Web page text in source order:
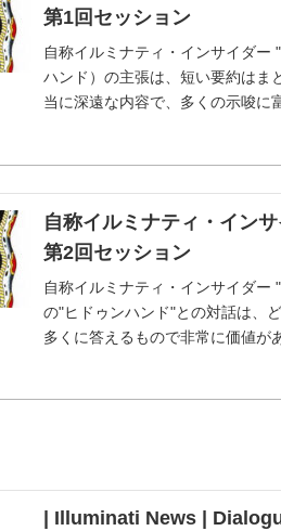
第1回セッション
自称イルミナティ・インサイダー
ハンド）の主張は、短い要約はま
当に深遠な内容で、多くの示唆に
自称イルミナティ・イン
第2回セッション
自称イルミナティ・インサイダー
の"ヒドゥンハンド"との対話は、
多くに答えるもので非常に価値が
| Illuminati News |